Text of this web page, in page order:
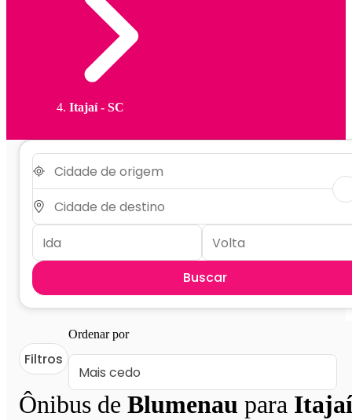
Itajaí - SC
Buscar
Ônibus de Blumenau para Itajaí
Filtros
Ordenar por